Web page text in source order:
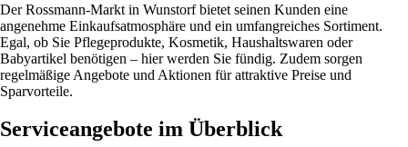
Der Rossmann-Markt in Wunstorf bietet seinen Kunden eine
angenehme Einkaufsatmosphäre und ein umfangreiches Sortiment.
Egal, ob Sie Pflegeprodukte, Kosmetik, Haushaltswaren oder
Babyartikel benötigen – hier werden Sie fündig. Zudem sorgen
regelmäßige Angebote und Aktionen für attraktive Preise und
Sparvorteile.
Serviceangebote im Überblick